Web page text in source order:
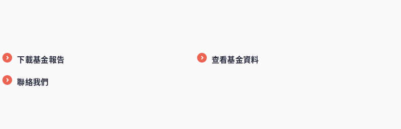
下載基金報告
聯絡我們
查看基金資料